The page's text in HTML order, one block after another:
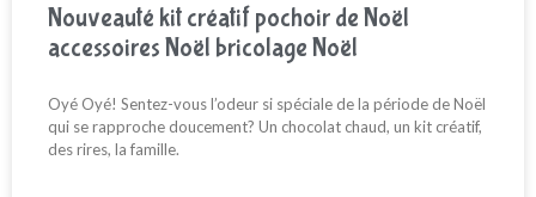
Nouveauté kit créatif pochoir de Noël
accessoires Noël bricolage Noël
Oyé Oyé! Sentez-vous l’odeur si spéciale de la période de Noël
qui se rapproche doucement? Un chocolat chaud, un kit créatif,
des rires, la famille.